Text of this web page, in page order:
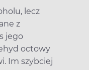
lecz
z
jego
octowy
Im szybciej